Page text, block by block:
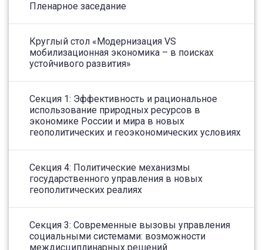
Пленарное заседание
Круглый стол «Модернизация VS
мобилизационная экономика – в поисках
устойчивого развития»
Секция 1: Эффективность и рациональное
использование природных ресурсов в
экономике России и мира в новых
геополитических и геоэкономических условиях
Секция 4: Политические механизмы
государственного управления в новых
геополитических реалиях
Секция 3: Современные вызовы управления
социальными системами: возможности
междисциплинарных решений